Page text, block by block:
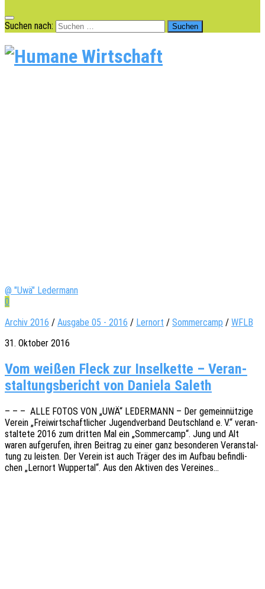
Suchen nach:
@ "Uwä" Ledermann
0
Archiv 2016 / Ausgabe 05 - 2016 / Lernort / Sommercamp / WFLB
31. Oktober 2016
Vom wei­ßen Fleck zur Insel­kette – Ver­an­
stal­tungs­be­richt von Daniela Saleth
– – – ALLE FOTOS VON „UWÄ“ LEDERMANN – Der gemein­nüt­zi­ge
Verein „Frei­wirt­schaft­li­cher Jugend­ver­band Deutsch­land e. V.“ veran­
stal­te­te 2016 zum drit­ten Mal ein „Sommer­camp“. Jung und Alt
waren aufge­ru­fen, ihren Beitrag zu einer ganz beson­de­ren Veran­stal­
tung zu leis­ten. Der Verein ist auch Träger des im Aufbau befind­li­
chen „Lern­ort Wupper­tal“. Aus den Akti­ven des Vereines…